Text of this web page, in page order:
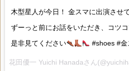
木型星人が今日！ 金スマに出演させ
ずーっと前にお話をいただき、コツ
是非見てください
#shoes #金